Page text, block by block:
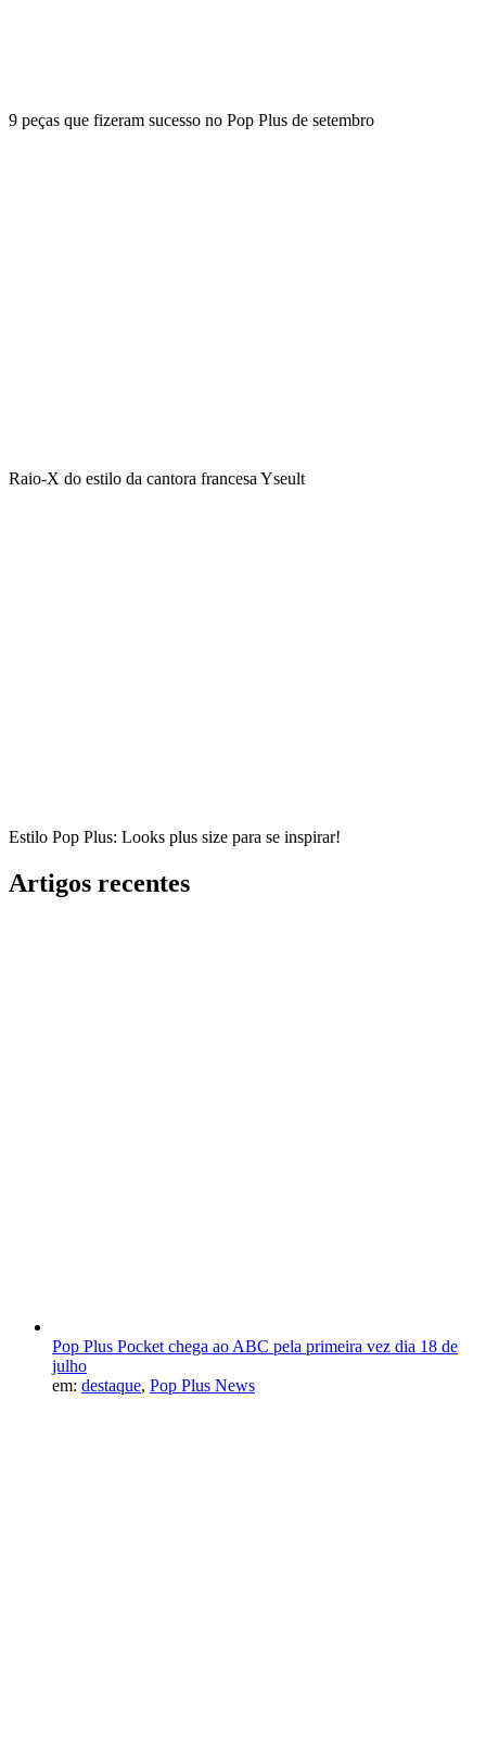
9 peças que fizeram sucesso no Pop Plus de setembro
Raio-X do estilo da cantora francesa Yseult
Estilo Pop Plus: Looks plus size para se inspirar!
Artigos recentes
Pop Plus Pocket chega ao ABC pela primeira vez dia 18 de
julho
em: destaque, Pop Plus News